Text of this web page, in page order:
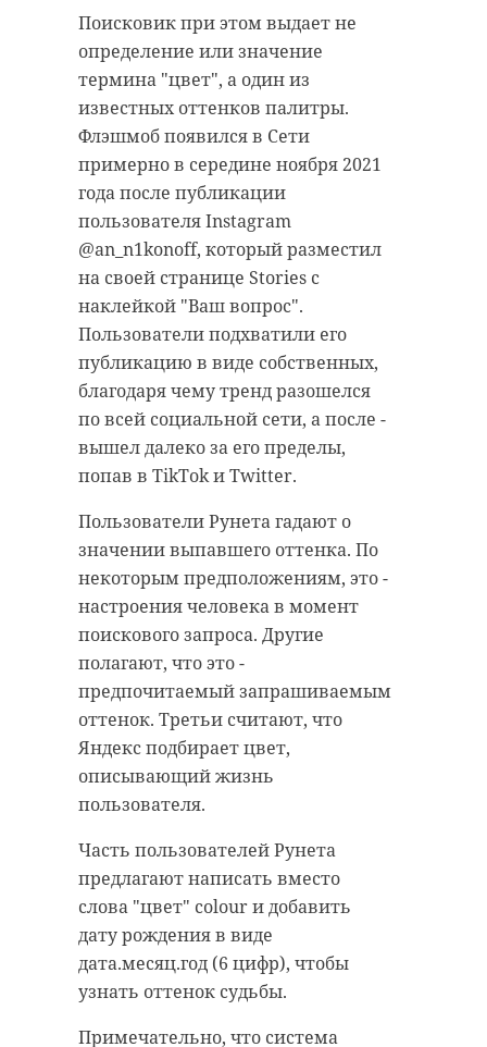
Поисковик при этом выдает не
определение или значение
термина "цвет", а один из
известных оттенков палитры.
Флэшмоб появился в Сети
примерно в середине ноября 2021
года после публикации
пользователя Instagram
@an_n1konoff, который разместил
на своей странице Stories с
наклейкой "Ваш вопрос".
Пользователи подхватили его
публикацию в виде собственных,
благодаря чему тренд разошелся
по всей социальной сети, а после -
вышел далеко за его пределы,
попав в TikTok и Twitter.
Пользователи Рунета гадают о
значении выпавшего оттенка. По
некоторым предположениям, это -
настроения человека в момент
поискового запроса. Другие
полагают, что это -
предпочитаемый запрашиваемым
оттенок. Третьи считают, что
Яндекс подбирает цвет,
описывающий жизнь
пользователя.
Часть пользователей Рунета
предлагают написать вместо
слова "цвет" colour и добавить
дату рождения в виде
дата.месяц.год (6 цифр), чтобы
узнать оттенок судьбы.
Примечательно, что система
природного газа. Обследованием
занялись сотрудники
Госэконадзора. Они предоставили
кадры территории в пятницу, 19
ноября.
Будущий комплекс по
переработке утаносодержащего
газа и производству сжиженного
природного газа, а также
экспортного газопровода
"Северный поток-2" расположится
в портовом поселке Усть-Луга
(Кингисеппский район
Ленобласти). Предприятие станет
одним из самых мощных в России
по объекту переработки — 45
Фото: Госэконадзор Ленобласти
госэконадзор !видео
русхимальянс
Поделиться статьей:
Так, для знакомства с
ленинградской продукции
прибыли представители шести
предприятия Казахстана из
отрасли фармацевтики,
строительства, производства
мебели, сельхоза и дорожной
техники. 47 регион на встрече
представляли 16 предприятий.
В первый день прошли деловые
переговоры. После бизнесмены из
Казахстана посетили
производство детской мебели в
Кировском районе "Мебелетта" и
два предприятия во Всеволожском
районе — мебельное
производство "Гальваник" и
предприятие по изготовлению
металлообрабатывающих станков
компания". Итогом первой бизнес-
миссии стала договоренность на
поставку пробных партий
ленинградской продукции.
Фото: пресс-служба губернатора и
правительства Ленинградской
области
предприятия ленобласти
Поделиться статьей: